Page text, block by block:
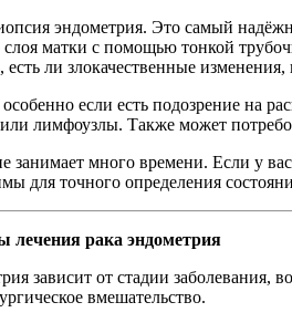
эндометрия. Это самый
слоя матки с помощью тонкой
есть ли злокачественные
если есть подозрение на
лимфоузлы. Также может
занимает много времени. Если у
для точного определения
лечения рака эндометрия
зависит от стадии
вмешательство.